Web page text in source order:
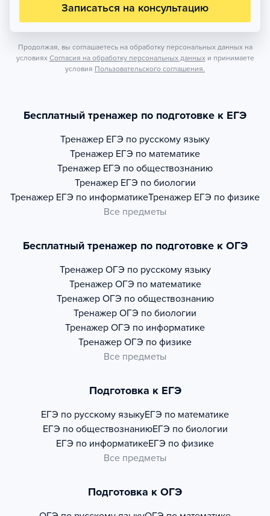
Записаться на консультацию
Продолжая, вы соглашаетесь на обработку персональных данных на
условиях Согласия на обработку персональных данных и принимаете
условия Пользовательского соглашения.
Бесплатный тренажер по подготовке к ЕГЭ
Тренажер ЕГЭ по русскому языку
Тренажер ЕГЭ по математике
Тренажер ЕГЭ по обществознанию
Тренажер ЕГЭ по биологии
Тренажер ЕГЭ по информатикеТренажер ЕГЭ по физике
Все предметы
Бесплатный тренажер по подготовке к ОГЭ
Тренажер ОГЭ по русскому языку
Тренажер ОГЭ по математике
Тренажер ОГЭ по обществознанию
Тренажер ОГЭ по биологии
Тренажер ОГЭ по информатике
Тренажер ОГЭ по физике
Все предметы
Подготовка к ЕГЭ
ЕГЭ по русскому языкуЕГЭ по математике
ЕГЭ по обществознаниюЕГЭ по биологии
ЕГЭ по информатикеЕГЭ по физике
Все предметы
Подготовка к ОГЭ